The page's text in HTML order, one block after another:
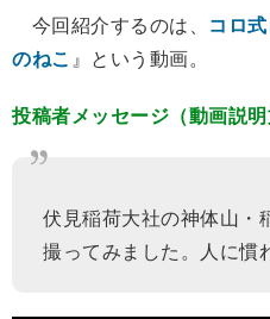
今回紹介するのは、 コロ
のねこ 』という動画。
投稿者メッセージ（動画説明
伏見稲荷大社の神体山・
撮ってみました。人に慣